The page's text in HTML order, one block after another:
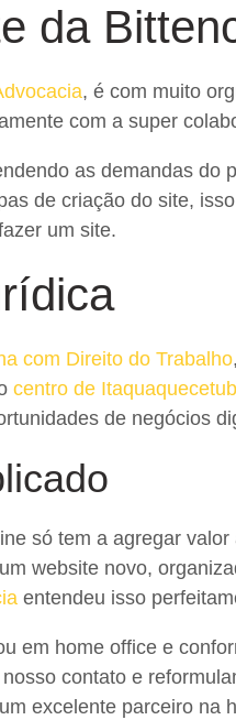
da
, é com muito
com a super
as demandas do
de criação do site,
um site.
com Direito do Trabalho,
centro de
de negócios
só tem a agregar
website novo,
entendeu isso
em home office e
contato e
excelente parceiro na